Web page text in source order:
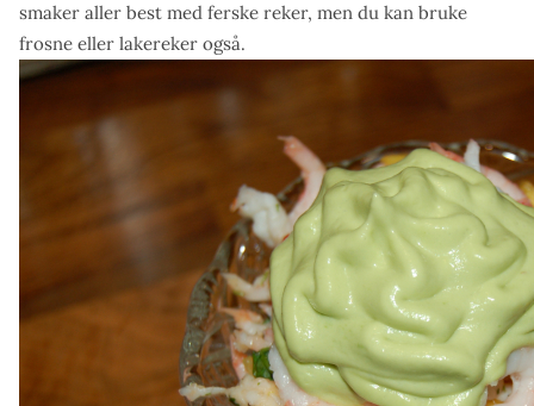
smaker aller best med ferske reker, men du kan bruke
frosne eller lakereker også.